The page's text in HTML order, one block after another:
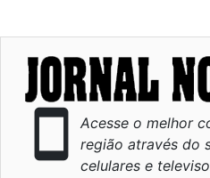
smartphone
Acesse o melhor
região através do
celulares e